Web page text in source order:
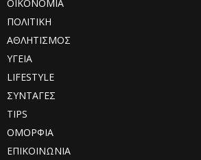
ΟΙΚΟΝΟΜΙΑ
ΠΟΛΙΤΙΚΗ
ΑΘΛΗΤΙΣΜΟΣ
ΥΓΕΙΑ
LIFESTYLE
ΣΥΝΤΑΓΕΣ
TIPS
ΟΜΟΡΦΙΑ
ΕΠΙΚΟΙΝΩΝΙΑ